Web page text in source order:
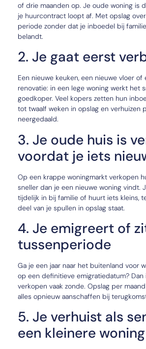
of drie maanden op. Je oude woning is
je huurcontract loopt af. Met opslag
periode zonder dat je inboedel bij
belandt.
2. Je gaat eerst
Een nieuwe keuken, een nieuwe vloer
renovatie: in een lege woning werkt het
goedkoper. Veel kopers zetten hun
tot twaalf weken in opslag en verhuizen
neergedaald.
3. Je oude huis is
voordat je iets
Op een krappe woningmarkt verkopen
sneller dan je een nieuwe woning vindt.
tijdelijk in bij familie of huurt iets kleins,
deel van je spullen in opslag staat.
4. Je emigreert of
tussenperiode
Ga je een jaar naar het buitenland voor
op een definitieve emigratiedatum? Dan
verkopen vaak zonde. Opslag per
alles opnieuw aanschaffen bij
5. Je verhuist als
een kleinere woning